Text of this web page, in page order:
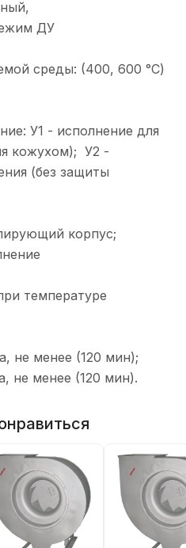
ДУ
среды: (400, 600 °С)
У1 - исполнение для
кожухом); У2 -
(без защиты
корпус;
температуре
не менее (120 мин);
не менее (120 мин).